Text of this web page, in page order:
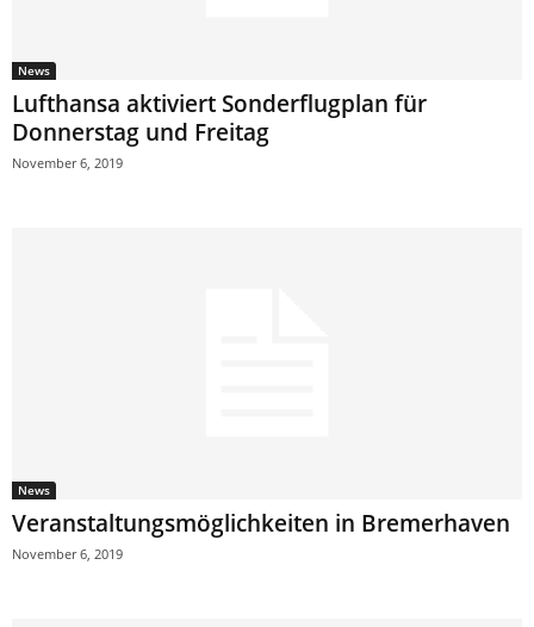
News
Lufthansa aktiviert Sonderflugplan für
Donnerstag und Freitag
November 6, 2019
News
Veranstaltungsmöglichkeiten in Bremerhaven
November 6, 2019